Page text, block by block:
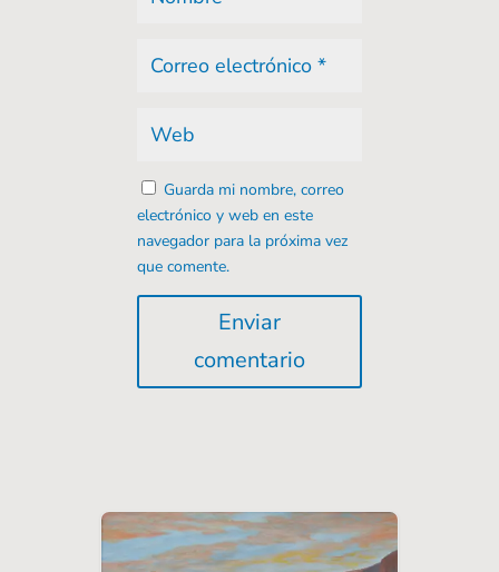
Guarda mi nombre, correo
electrónico y web en este
navegador para la próxima vez
que comente.
Enviar
comentario